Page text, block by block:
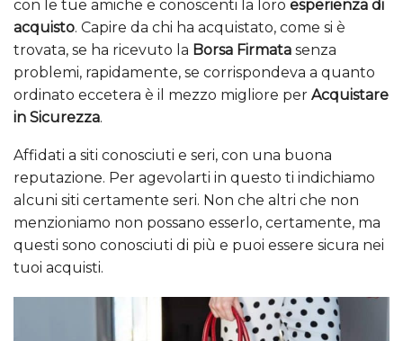
con le tue amiche e conoscenti la loro esperienza di
acquisto. Capire da chi ha acquistato, come si è
trovata, se ha ricevuto la Borsa Firmata senza
problemi, rapidamente, se corrispondeva a quanto
ordinato eccetera è il mezzo migliore per Acquistare
in Sicurezza.
Affidati a siti conosciuti e seri, con una buona
reputazione. Per agevolarti in questo ti indichiamo
alcuni siti certamente seri. Non che altri che non
menzioniamo non possano esserlo, certamente, ma
questi sono conosciuti di più e puoi essere sicura nei
tuoi acquisti.